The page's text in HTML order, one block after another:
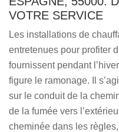
VOTRE SERVICE
Les installations de
entretenues pour profiter
fournissent pendant
figure le ramonage. Il
sur le conduit de la
de la fumée vers
cheminée dans les